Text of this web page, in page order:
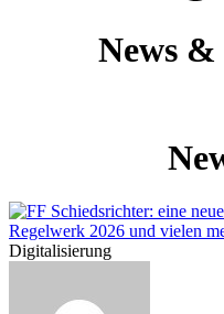
News
Digitalisierung